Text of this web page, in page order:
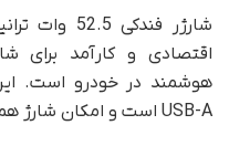
اقتصادی و کارآمد برای
USB-A است و امکان شارژ هم‌زمان دو دستگاه را فراهم می‌کند.